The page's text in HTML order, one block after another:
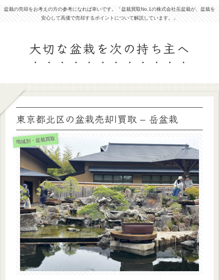
盆栽の売却をお考えの方の参考になれば幸いです。「盆栽買取No.1の株式会社岳盆栽が、盆栽を
安心して高価で売却するポイントについて解説しています。」
大切な盆栽を次の持ち主へ
東京都北区の盆栽売却|買取 – 岳盆栽
地域別・盆栽買取